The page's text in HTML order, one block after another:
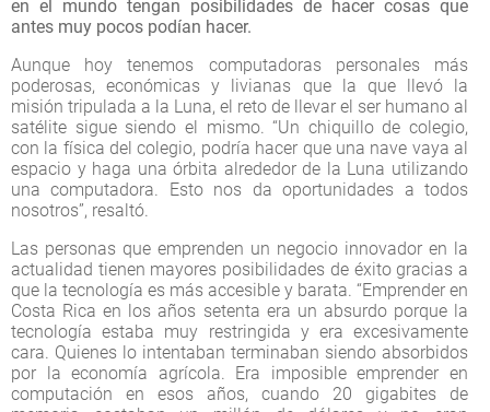
en el mundo tengan posibilidades de hacer cosas que
antes muy pocos podían hacer.
Aunque hoy tenemos computadoras personales más
poderosas, económicas y livianas que la que llevó la
misión tripulada a la Luna, el reto de llevar el ser humano al
satélite sigue siendo el mismo. “Un chiquillo de colegio,
con la física del colegio, podría hacer que una nave vaya al
espacio y haga una órbita alrededor de la Luna utilizando
una computadora. Esto nos da oportunidades a todos
nosotros”, resaltó.
Las personas que emprenden un negocio innovador en la
actualidad tienen mayores posibilidades de éxito gracias a
que la tecnología es más accesible y barata. “Emprender en
Costa Rica en los años setenta era un absurdo porque la
tecnología estaba muy restringida y era excesivamente
cara. Quienes lo intentaban terminaban siendo absorbidos
por la economía agrícola. Era imposible emprender en
computación en esos años, cuando 20 gigabites de